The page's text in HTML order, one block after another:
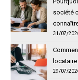
société
31/07/
locataire
29/07/